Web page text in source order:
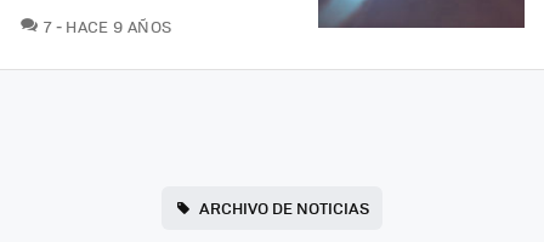
7COMENTARIOS
HACE 9 AÑOS
ARCHIVO DE NOTICIAS